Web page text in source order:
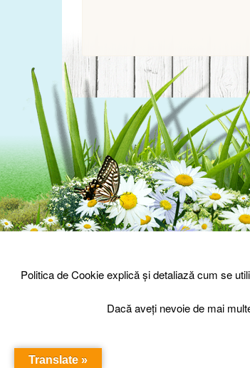
© Prisaca Barnova 2026 - Sign Up
Politica de Cookie explică și detaliază cum se
Dacă aveți nevoie de mai
Translate »